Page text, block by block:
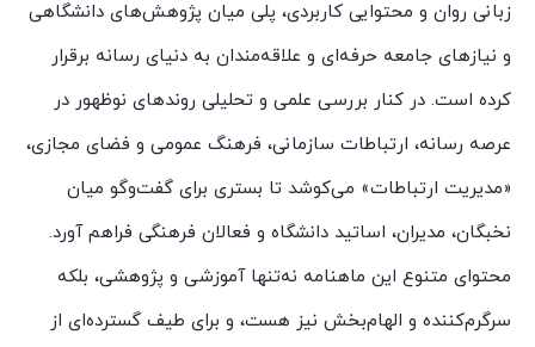
زبانی روان و محتوایی کاربردی، پلی میان پژوهش‌های دانشگاهی
و نیازهای جامعه حرفه‌ای و علاقه‌مندان به دنیای رسانه برقرار
کرده است. در کنار بررسی علمی و تحلیلی روندهای نوظهور در
عرصه رسانه، ارتباطات سازمانی، فرهنگ عمومی و فضای مجازی،
«مدیریت ارتباطات» می‌کوشد تا بستری برای گفت‌وگو میان
نخبگان، مدیران، اساتید دانشگاه و فعالان فرهنگی فراهم آورد.
محتوای متنوع این ماهنامه نه‌تنها آموزشی و پژوهشی، بلکه
سرگرم‌کننده و الهام‌بخش نیز هست، و برای طیف گسترده‌ای از